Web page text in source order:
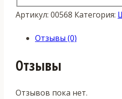
Артикул: 00568 Категория:
Отзывы (0)
Отзывы
Отзывов пока нет.